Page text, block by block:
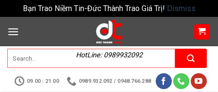
Bạn Trao Niềm Tin-Đức Thành Trao Giá Trị! Dismiss
HotLine: 0989932092
09.00 : 21.00 0989.932.092 / 0948.766.288